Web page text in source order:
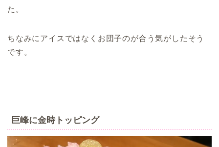
た。
ちなみにアイスではなくお団子のが合う気がしたそう
です。
巨峰に金時トッピング